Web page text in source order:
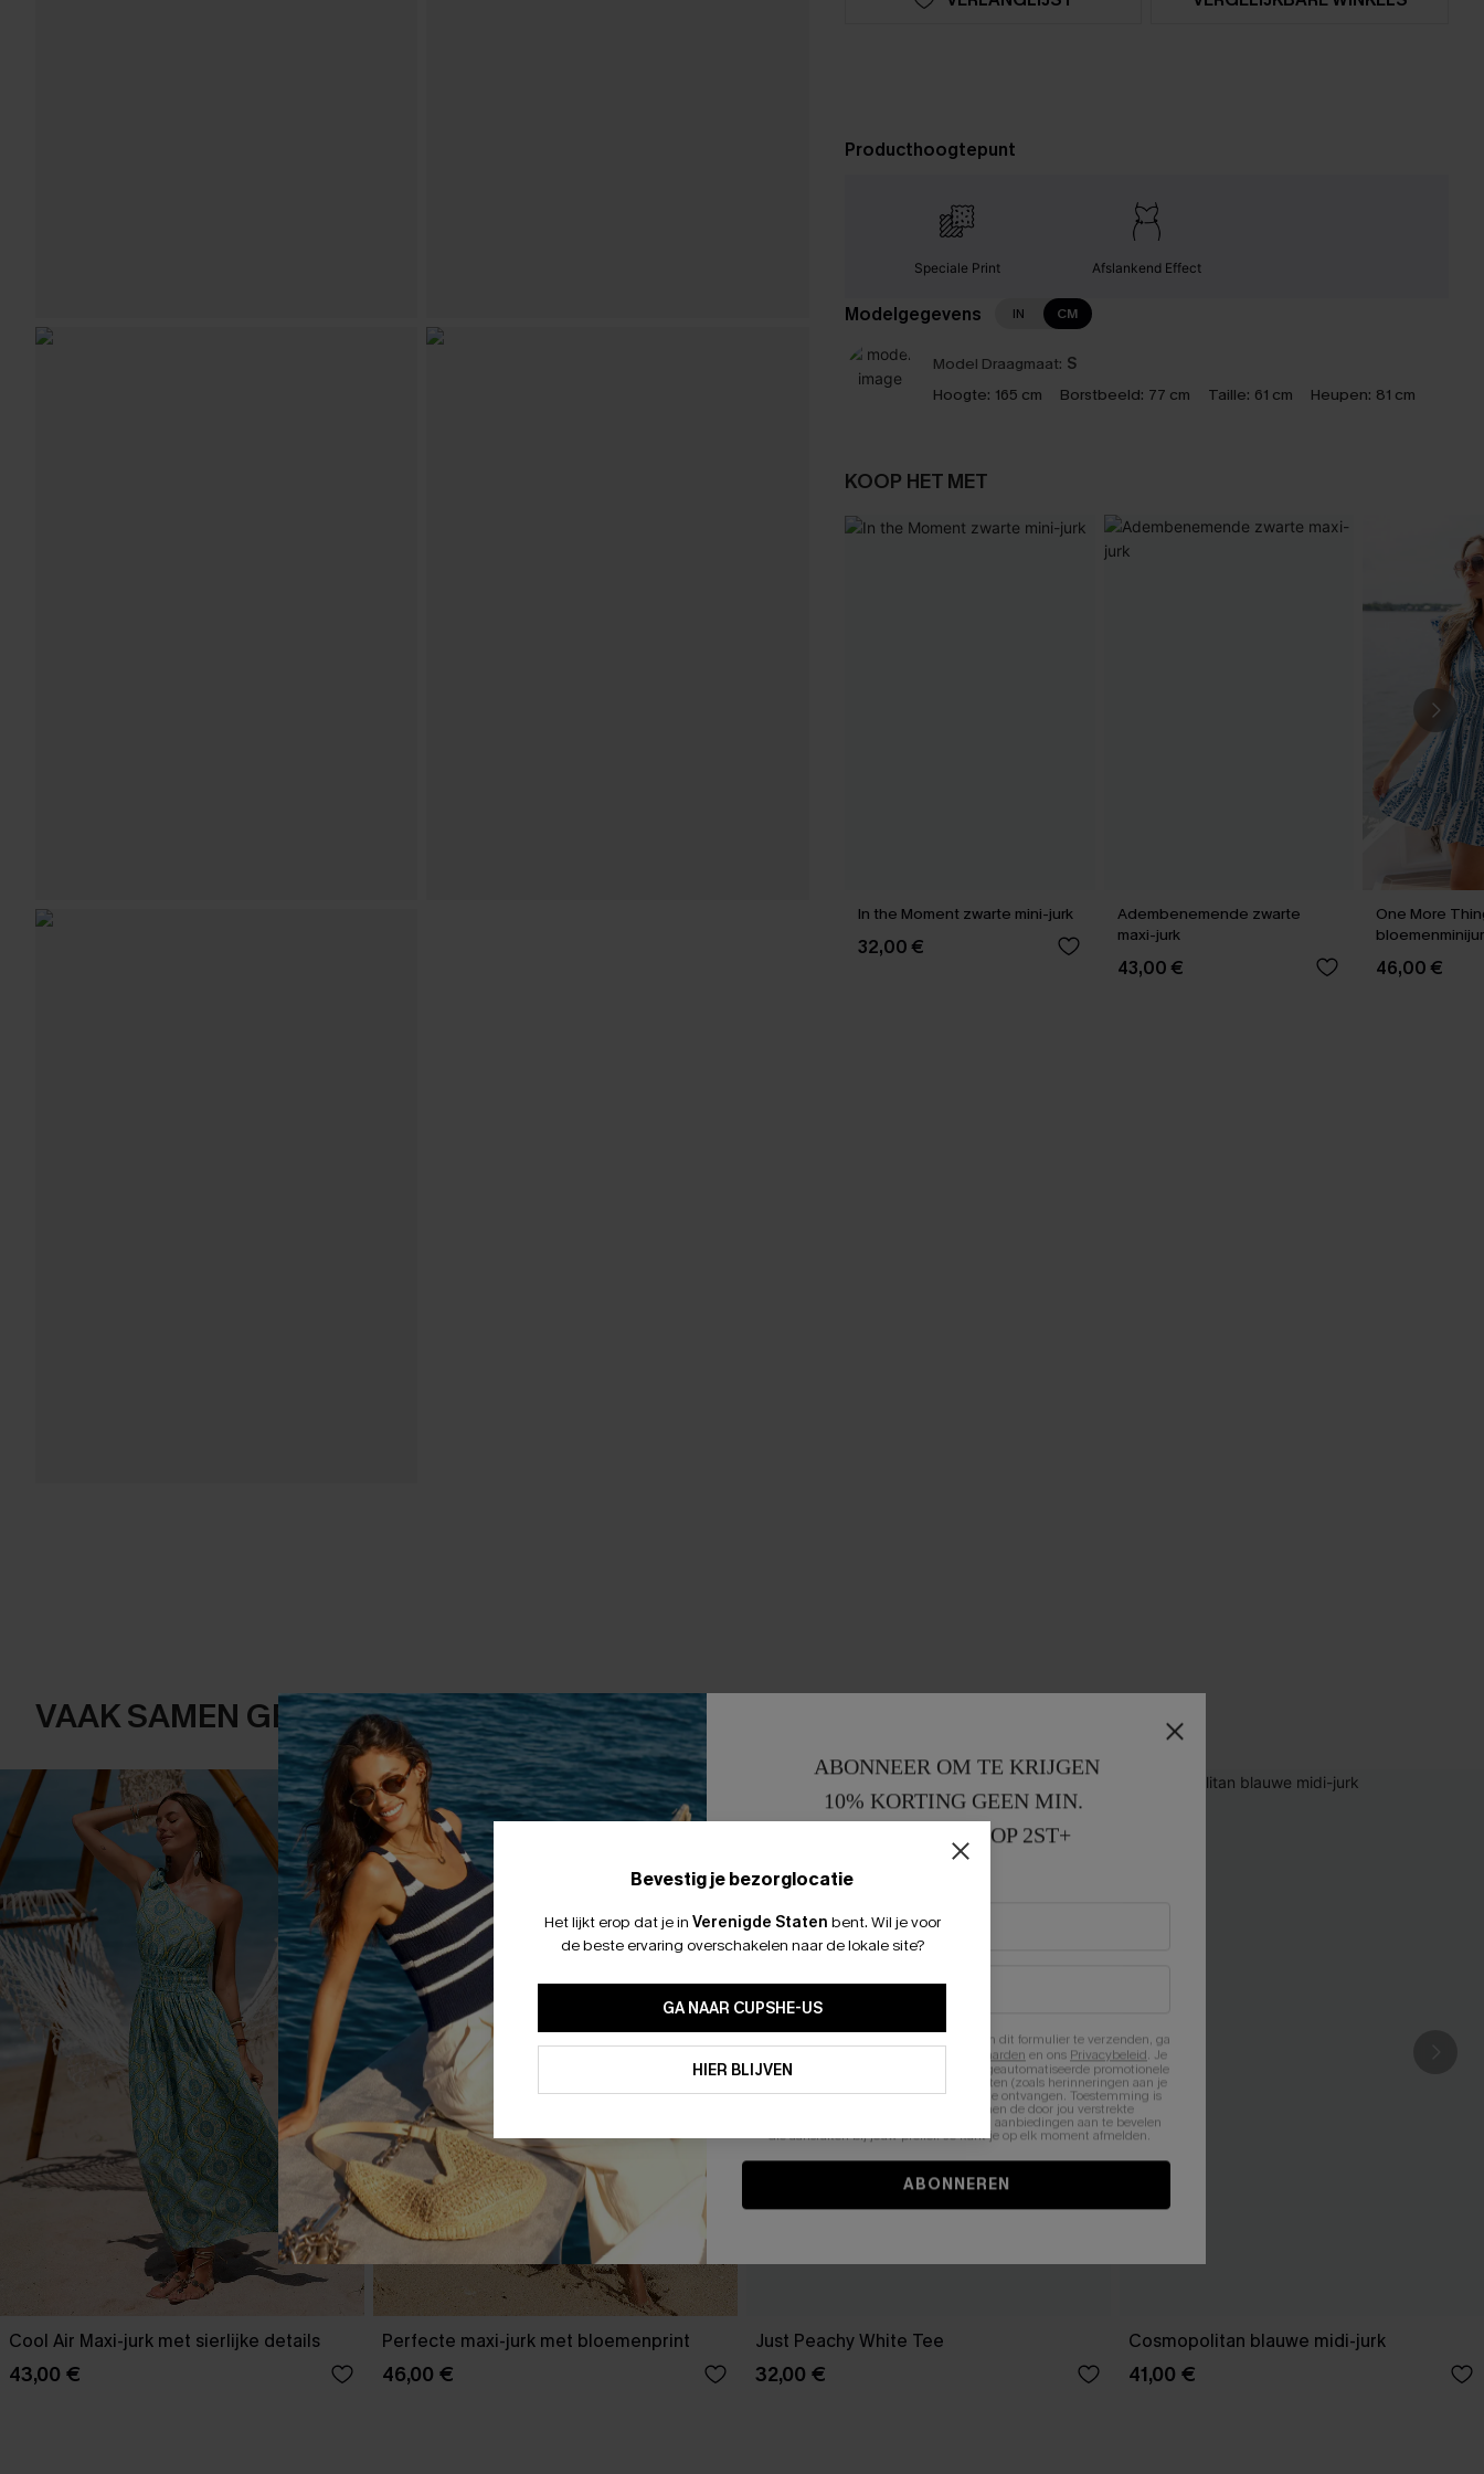
Producthoogtepunt
Speciale Print Afslankend Effect
Modelgegevens IN CM
Model Draagmaat: S
Hoogte: 165 cm Borstbeeld: 77 cm Taille: 61 cm Heupen: 81 cm
KOOP HET MET
In the Moment zwarte mini-jurk
32,00 €
Adembenemende zwarte
maxi-jurk
43,00 €
One More
46,00 €
VAAK SAMEN GEKOCHT
Cool Air Maxi-jurk met sierlijke details
43,00 €
Perfecte maxi-jurk met bloemenprint
46,00 €
Just Peachy White Tee
32,00 €
Cosmopolitan blauwe midi-jurk
41,00 €
Bevestig je bezorglocatie
Het lijkt erop dat je in Verenigde Staten bent. Wil je voor
de beste ervaring overschakelen naar de lokale site?
GA NAAR CUPSHE-US
HIER BLIJVEN
ABONNEER OM TE KRIJGEN
10% KORTING GEEN MIN.
15% KORTING OP 2ST+
Door je contactgegevens in te vullen en dit formulier te verzenden, ga
Algemene Voorwaarden en ons Privacybeleid. Je
stemt er tevens mee in om herhaalde geautomatiseerde promotionele
en gepersonaliseerde marketingberichten (zoals herinneringen aan je
winkelwagen) en e-mails van Cupshe te ontvangen. Toestemming is
niet vereist voor een aankoop. We kunnen de door jou verstrekte
informatie gebruiken om producten en aanbiedingen aan te bevelen
die aansluiten bij jouw profiel. Je kunt je op elk moment afmelden.
ABONNEREN